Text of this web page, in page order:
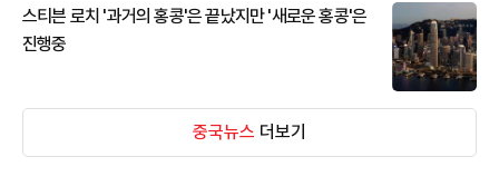
스티븐 로치 '과거의 홍콩'은 끝났지만 '새로운 홍콩'은
진행중
중국뉴스 더보기